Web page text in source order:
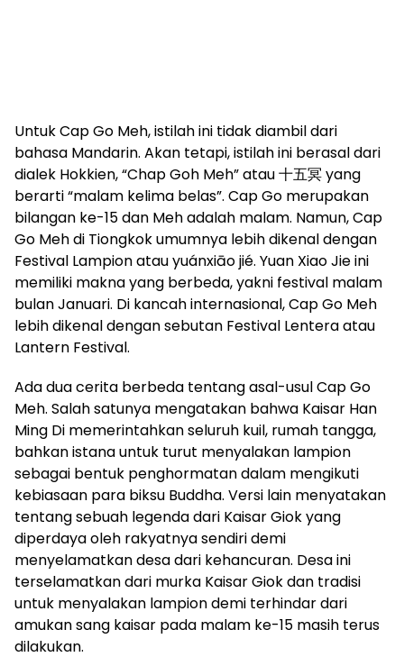
Untuk Cap Go Meh, istilah ini tidak diambil dari
bahasa Mandarin. Akan tetapi, istilah ini berasal dari
dialek Hokkien, “Chap Goh Meh” atau 十五冥 yang
berarti “malam kelima belas”. Cap Go merupakan
bilangan ke-15 dan Meh adalah malam. Namun, Cap
Go Meh di Tiongkok umumnya lebih dikenal dengan
Festival Lampion atau yuánxiāo jié. Yuan Xiao Jie ini
memiliki makna yang berbeda, yakni festival malam
bulan Januari. Di kancah internasional, Cap Go Meh
lebih dikenal dengan sebutan Festival Lentera atau
Lantern Festival.
Ada dua cerita berbeda tentang asal-usul Cap Go
Meh. Salah satunya mengatakan bahwa Kaisar Han
Ming Di memerintahkan seluruh kuil, rumah tangga,
bahkan istana untuk turut menyalakan lampion
sebagai bentuk penghormatan dalam mengikuti
kebiasaan para biksu Buddha. Versi lain menyatakan
tentang sebuah legenda dari Kaisar Giok yang
diperdaya oleh rakyatnya sendiri demi
menyelamatkan desa dari kehancuran. Desa ini
terselamatkan dari murka Kaisar Giok dan tradisi
untuk menyalakan lampion demi terhindar dari
amukan sang kaisar pada malam ke-15 masih terus
dilakukan.